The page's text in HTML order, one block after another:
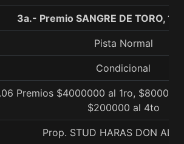
3a.- Premio SANGRE DE TORO,
Pista Normal
Condicional
Premios $4000000 al 1ro,
$200000 al 4to
Prop. STUD HARAS DON